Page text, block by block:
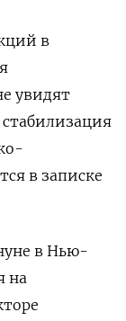
в
увидят
в записке
в Нью-
на